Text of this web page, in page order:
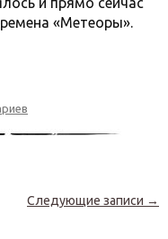
«Метеоры».
Следующие записи →